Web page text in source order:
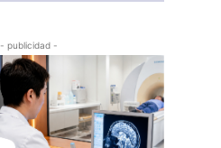
- publicidad -